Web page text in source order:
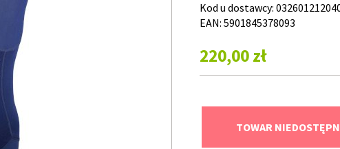
Kod u dostawcy:
EAN: 5901845378093
220,00 zł
TOWAR